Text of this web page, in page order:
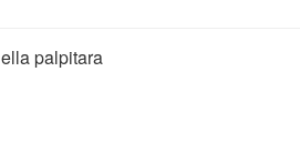
ella palpitara